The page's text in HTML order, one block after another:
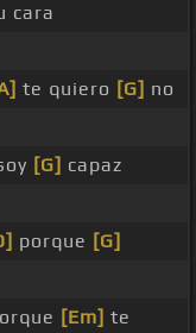
cara
te quiero [G] no
[G] capaz
porque [G]
[Em] te